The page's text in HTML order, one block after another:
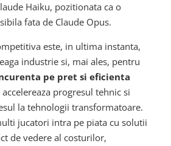
Haiku, pozitionata ca o
fata de Claude Opus.
este, in ultima instanta,
industrie si, mai ales, pentru
pe pret si eficienta
progresul tehnic si
la tehnologii transformatoare.
jucatori intra pe piata cu solutii
de vedere al costurilor,